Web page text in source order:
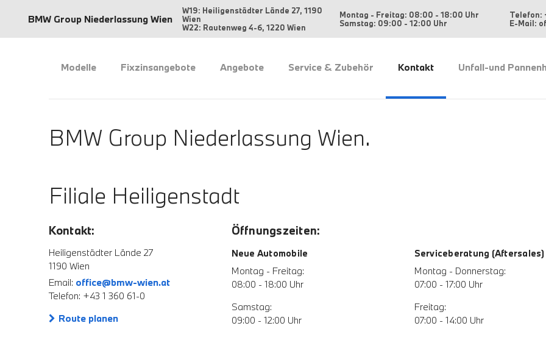
BMW Group Niederlassung Wien
W19: Heiligenstädter Lände 27, 1190
Wien
W22: Rautenweg 4-6, 1220 Wien
Montag - Freitag: 08:00 - 18:00 Uhr
Samstag: 09:00 - 12:00 Uhr
Telefon:
E-Mail:
Modelle Fixzinsangebote Angebote Service & Zubehör Kontakt Unfall-und
BMW Group Niederlassung Wien.
Filiale Heiligenstadt
Kontakt:
Heiligenstädter Lände 27
1190 Wien
Email: office@bmw-wien.at
Telefon: +43 1 360 61-0
Route planen
Öffnungszeiten:
Neue Automobile
Montag - Freitag:
08:00 - 18:00 Uhr
Samstag:
09:00 - 12:00 Uhr
Serviceberatung (Aftersales)
Montag - Donnerstag:
07:00 - 17:00 Uhr
Freitag:
07:00 - 14:00 Uhr